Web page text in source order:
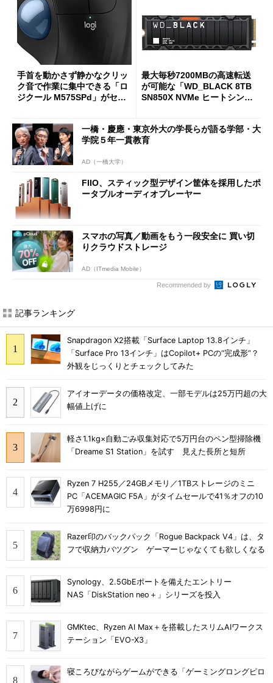
手首を動かさず静かなクリッ
ク音で作業に集中できる「ロ
ジクール M575SPd」がセー
最大毎秒7200MBの高速転送
が可能な「WD_BLACK 8TB
SN850X NVMe ヒートシンク
一橋・慶應・東京外大の学長らが語る学部・大
学院５年一貫教育
AD（一橋大学）
FIIO、スティック型デザイン筐体を採用したポ
ータブルオーディオプレーヤー
スマホの写真／動画をもう一段安全に 買い切
りクラウドストレージ
AD（ITmedia Mobile）
Recommended by
記事ランキング
Snapdragon X2搭載「Surface Laptop 13.8インチ」
「Surface Pro 13インチ」はCopilot+ PCの“完成形”？
外観をじっくりとチェックしてみた
アイオーデータの価格改定、一部モデルは25万円超の大
幅値上げに
軽さ1.1kg×自動ごみ収集対応で5万円台のペン型掃除機
「Dreame S1 Station」を試す 見えた長所と短所
Ryzen 7 H255／24GBメモリ／1TBストレージのミニ
PC「ACEMAGIC F5A」がタイムセールで41％オフの10
万6998円に
Razer印のバックパック「Rogue Backpack V4」は、タ
フで収納力バツグン ゲーマーじゃなくても欲しくなる
Synology、2.5GbEポートを備えたエントリー
NAS「DiskStation neo＋」シリーズを投入
GMKtec、Ryzen AI Max＋を搭載したスリムAIワークス
テーション「EVO-X3」
寝ころびながらゲームができる「ゲーミングロングピロ